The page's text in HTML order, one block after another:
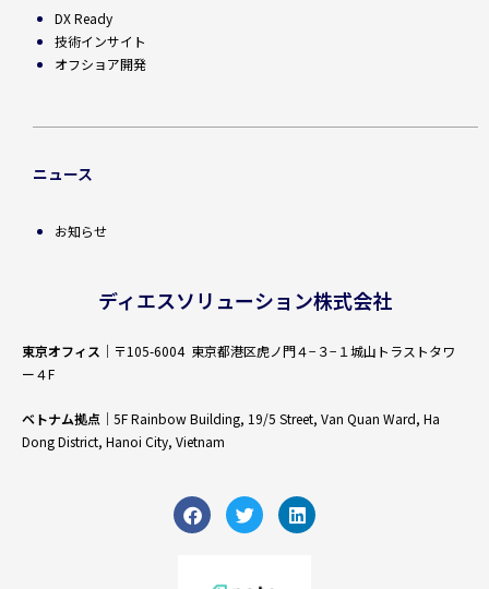
DX Ready
技術インサイト
オフショア開発
ニュース
お知らせ
ディエスソリューション株式会社
東京オフィス ｜〒105-6004 東京都港区虎ノ門４−３−１城山トラストタワ
ー４F
ベトナム拠点 ｜5F Rainbow Building, 19/5 Street, Van Quan Ward, Ha
Dong District, Hanoi City, Vietnam